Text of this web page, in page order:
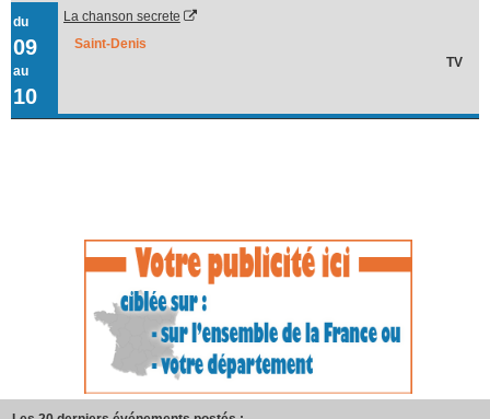
du
09
au
10
La chanson secrete
Saint-Denis
TV